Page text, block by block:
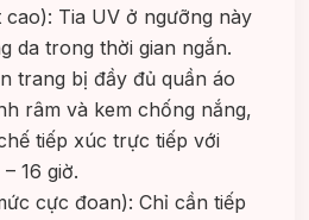
cao): Tia UV ở ngưỡng này
da trong thời gian ngắn.
trang bị đầy đủ quần áo
râm và kem chống nắng,
tiếp xúc trực tiếp với
16 giờ.
cực đoan): Chỉ cần tiếp